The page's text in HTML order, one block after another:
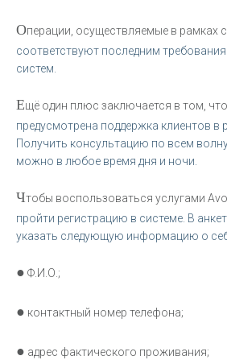
Операции, осуществляемые в рамках
соответствуют последним
систем.
Ещё один плюс заключается в том,
предусмотрена поддержка клиентов в
Получить консультацию по всем
можно в любое время дня и ночи.
Чтобы воспользоваться услугами
пройти регистрацию в системе. В
указать следующую информацию о
● Ф.И.О.;
● контактный номер телефона;
● адрес фактического проживания;